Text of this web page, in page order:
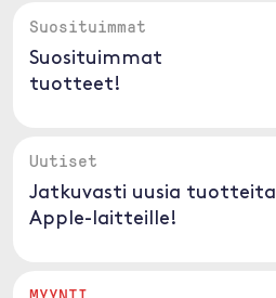
Suosituimmat
Suosituimmat
tuotteet!
Uutiset
Jatkuvasti uusia tuotteita
Apple-laitteille!